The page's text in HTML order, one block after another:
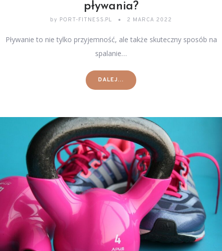
pływania?
by PORT-FITNESS.PL 2 MARCA 2022
Pływanie to nie tylko przyjemność, ale także skuteczny sposób na
spalanie…
DALEJ...